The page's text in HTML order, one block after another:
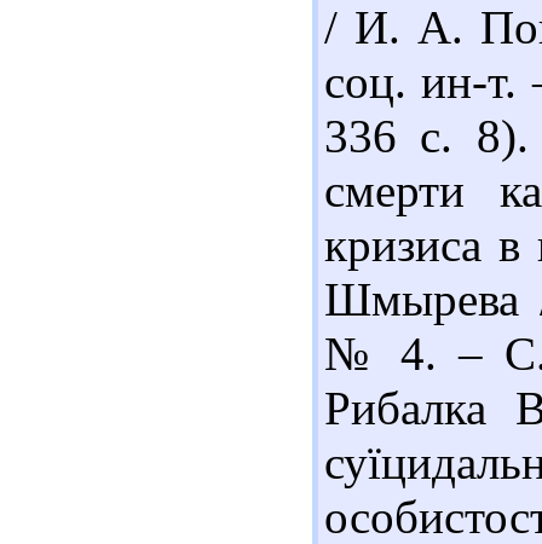
/ И. А.
соц. ин-
336 с.
смерти
кризиса
Шмырева
№ 4. – С.
Рибалка